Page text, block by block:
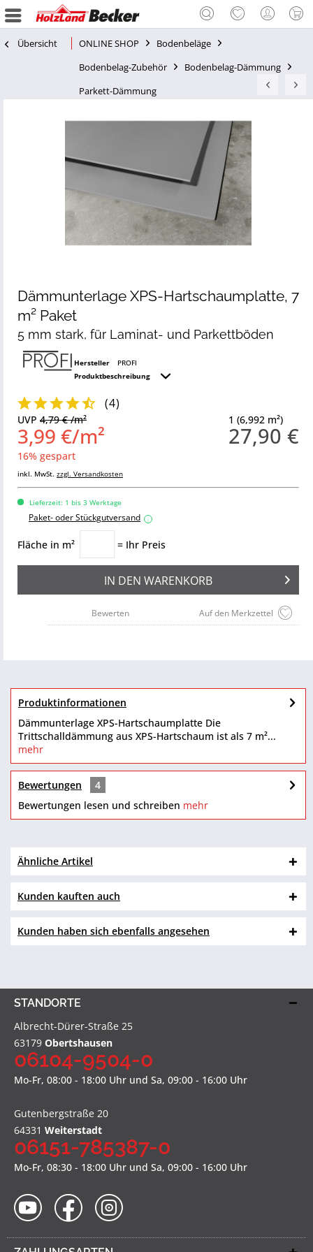
Übersicht ONLINE SHOP
Bodenbeläge
Bodenbelag-Zubehör
Bodenbelag-Dämmung
Parkett-Dämmung
Dämmunterlage XPS-Hartschaumplatte, 7
m² Paket
5 mm stark, für Laminat- und Parkettböden
Hersteller
PROFI
Produktbeschreibung
(4)
1 (6,992 m²)
27,90 €
UVP 4,79 € /m²
3,99 €/m²
16% gespart
inkl. MwSt. zzgl. Versandkosten
Lieferzeit: 1 bis 3 Werktage
Paket- oder Stückgutversand i
Fläche in m² = Ihr Preis
IN DEN WARENKORB
Auf den Merkzettel
Bewerten
Produktinformationen
Dämmunterlage XPS-Hartschaumplatte Die
Trittschalldämmung aus XPS-Hartschaum ist als 7 m²...
mehr
Bewertungen
4
Bewertungen lesen und schreiben mehr
Ähnliche Artikel
Kunden kauften auch
Kunden haben sich ebenfalls angesehen
STANDORTE
Albrecht-Dürer-Straße 25
63179 Obertshausen
06104-9504-0
Mo-Fr, 08:00 - 18:00 Uhr und Sa, 09:00 - 16:00 Uhr
Gutenbergstraße 20
64331 Weiterstadt
06151-785387-0
Mo-Fr, 08:30 - 18:00 Uhr und Sa, 09:00 - 16:00 Uhr